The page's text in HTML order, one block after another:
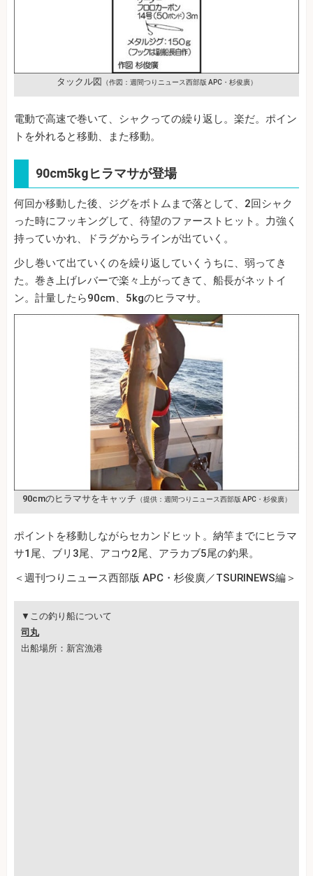
タックル図 （作図：週間つりニュース西部版 APC・杉俊廣）
電動で高速で巻いて、シャクっての繰り返し。楽だ。ポイン
トを外れると移動、また移動。
90cm5kgヒラマサが登場
何回か移動した後、ジグをボトムまで落として、2回シャク
った時にフッキングして、待望のファーストヒット。力強く
持っていかれ、ドラグからラインが出ていく。
少し巻いて出ていくのを繰り返していくうちに、弱ってき
た。巻き上げレバーで楽々上がってきて、船長がネットイ
ン。計量したら90cm、5kgのヒラマサ。
90cmのヒラマサをキャッチ （提供：週間つりニュース西部版 APC・杉俊廣）
ポイントを移動しながらセカンドヒット。納竿までにヒラマ
サ1尾、ブリ3尾、アコウ2尾、アラカブ5尾の釣果。
＜週刊つりニュース西部版 APC・杉俊廣／TSURINEWS編＞
▼この釣り船について
司丸
出船場所：新宮漁港